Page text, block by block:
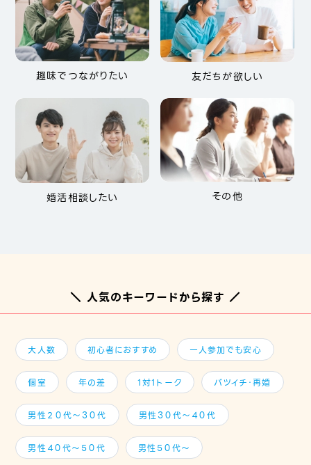
趣味でつながりたい 友だちが欲しい
婚活相談したい その他
＼ 人気のキーワードから探す ／
大人数 初心者におすすめ 一人参加でも安心
個室 年の差 1対1トーク バツイチ・再婚
男性２０代～３０代 男性３０代～４０代
男性４０代～５０代 男性５０代～